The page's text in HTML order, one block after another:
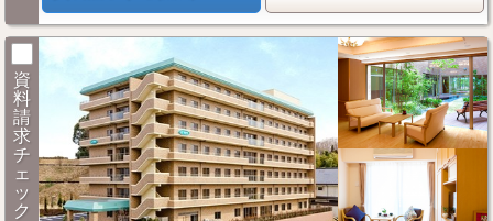
資
料
請
求
チ
ェ
ッ
ク